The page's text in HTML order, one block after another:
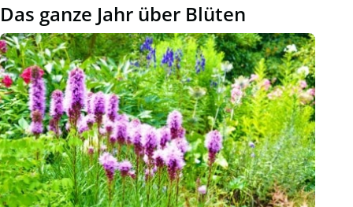
Das ganze Jahr über Blüten